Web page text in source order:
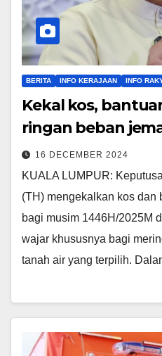
BERITA INFO KERAJAAN INFO
Kekal kos,
ringan beban
16 DECEMBER 2024
KUALA LUMPUR:
(TH) mengekalkan kos dan
bagi musim 1446H/2025M
wajar khususnya bagi
tanah air yang terpilih.